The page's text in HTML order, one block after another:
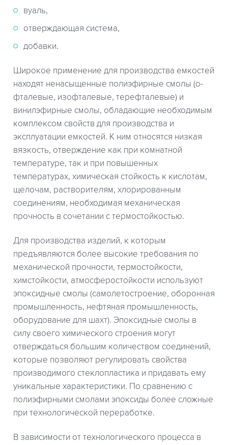
вуаль,
отверждающая система,
добавки.
Широкое применение для производства емкостей
находят ненасыщенные полиэфирные смолы (о-
фталевые, изофталевые, терефталевые) и
винилэфирные смолы, обладающие необходимым
комплексом свойств для производства и
эксплуатации емкостей. К ним относятся низкая
вязкость, отверждение как при комнатной
температуре, так и при повышенных
температурах, химическая стойкость к кислотам,
щелочам, растворителям, хлорированным
соединениям, необходимая механическая
прочность в сочетании с термостойкостью.
Для производства изделий, к которым
предъявляются более высокие требования по
механической прочности, термостойкости,
химстойкости, атмосферостойкости используют
эпоксидные смолы (самолетостроение, оборонная
промышленность, нефтяная промышленность,
оборудование для шахт). Эпоксидные смолы в
силу своего химического строения могут
отверждаться большим количеством соединений,
которые позволяют регулировать свойства
производимого стеклопластика и придавать ему
уникальные характеристики. По сравнению с
полиэфирными смолами эпоксиды более сложные
при технологической переработке.
В зависимости от технологического процесса в